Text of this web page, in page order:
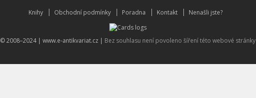
Knihy Obchodní podmínky Poradna Kontakt Nenašli jste?
© 2008–2024 | www.e-antikvariat.cz | Bez souhlasu není povoleno šíření této webové stránky